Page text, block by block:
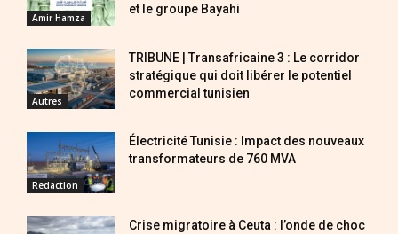
Amir Hamza
et le groupe Bayahi
Autres
TRIBUNE | Transafricaine 3 : Le corridor
stratégique qui doit libérer le potentiel
commercial tunisien
Redaction
Électricité Tunisie : Impact des nouveaux
transformateurs de 760 MVA
Crise migratoire à Ceuta : l’onde de choc